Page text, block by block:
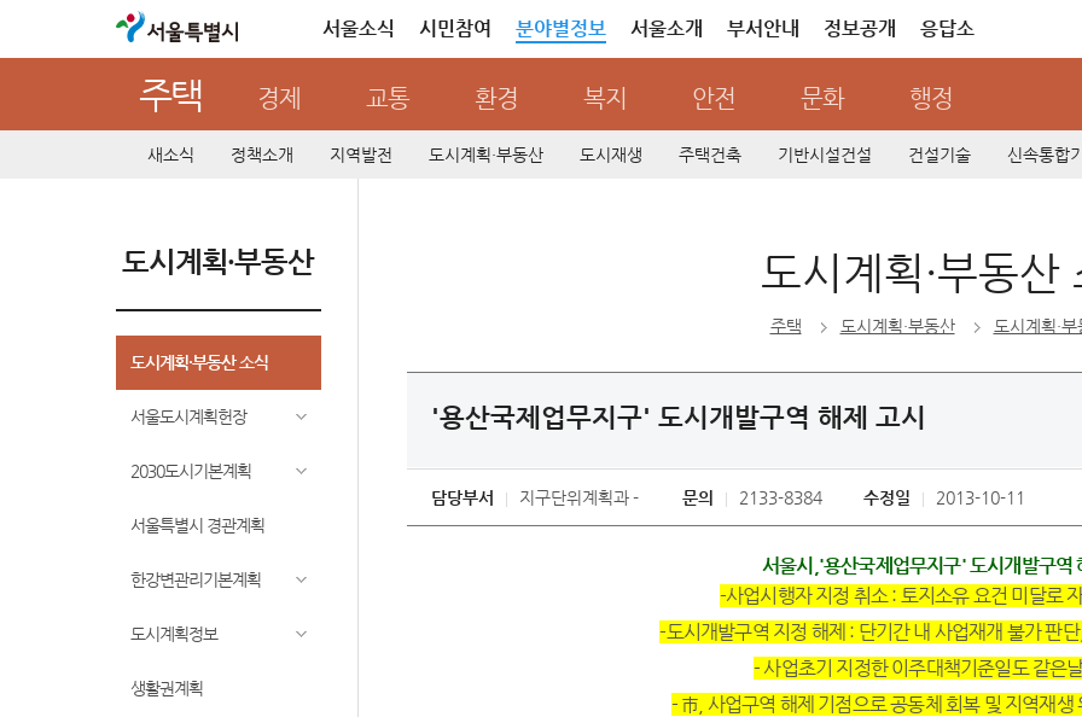
서울특별시 서울소식 시민참여 분야별정보 서울소개 부서안내 정보공개 응답소
주택 경제 교통 환경 복지 안전 문화 행정
새소식 정책소개 지역발전 도시계획·부동산 도시재생 주택건축 기반시설건설 건설기술 신속통합
도시계획·부동산
도시계획·부동산 소식
서울도시계획헌장
2030도시기본계획
서울특별시 경관계획
한강변관리기본계획
도시계획정보
생활권계획
도시계획·부동산
주택 도시계획·부동산 도시계획·
'용산국제업무지구' 도시개발구역 해제 고시
담당부서 지구단위계획과 문의 2133-8384 수정일 2013-10-11
서울시,'용산국제업무지구' 도시개발구역
-사업시행자 지정 취소 : 토지소유 요건 미달로
-도시개발구역 지정 해제 : 단기간 내 사업재개 불가 판
- 사업초기 지정한 이주대책기준일도 같은
- 市, 사업구역 해제 기점으로 공동체 회복 및 지역재생